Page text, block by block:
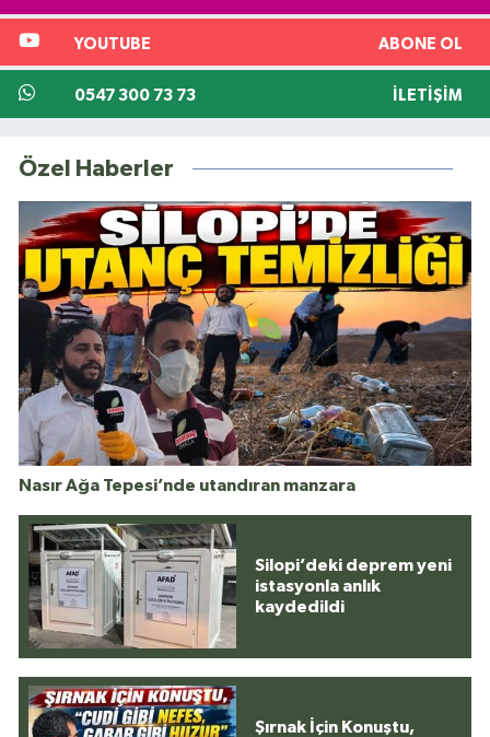
YOUTUBE ABONE OL
0547 300 73 73 İLETIŞIM
Özel Haberler
Nasır Ağa Tepesi’nde utandıran manzara
Silopi’deki deprem yeni
istasyonla anlık
kaydedildi
Şırnak İçin Konuştu,